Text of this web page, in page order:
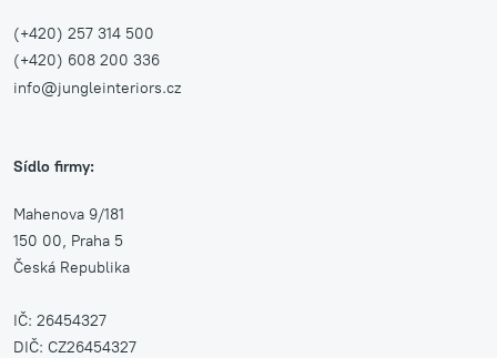
(+420) 257 314 500
(+420) 608 200 336
info@jungleinteriors.cz
Sídlo firmy:
Mahenova 9/181
150 00, Praha 5
Česká Republika
IČ: 26454327
DIČ: CZ26454327